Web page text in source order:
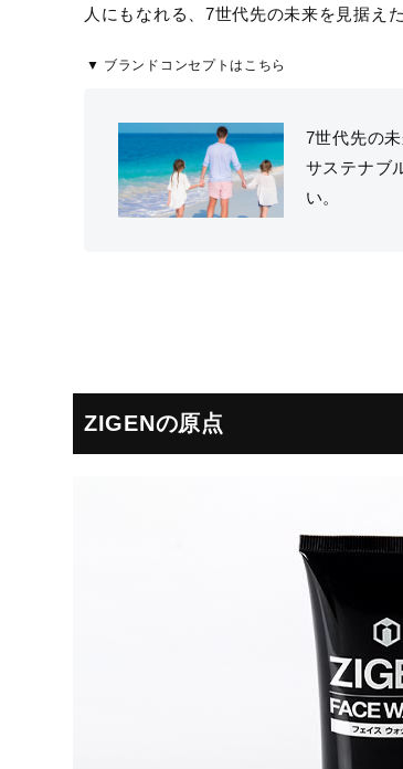
人にもなれる、7世代先の未来を見据え
▼ ブランドコンセプトはこちら
7世代先の未
サステナブ
い。
ZIGENの原点